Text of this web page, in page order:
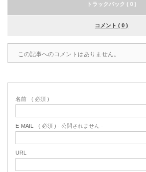
トラックバック ( 0 )
コメント ( 0 )
この記事へのコメントはありません。
名前 ( 必須 )
E-MAIL ( 必須 ) - 公開されません -
URL